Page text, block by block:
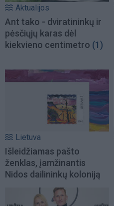
Aktualijos
Ant tako - dviratininkų ir
pėsčiųjų karas dėl
kiekvieno centimetro (1)
Lietuva
Išleidžiamas pašto
ženklas, įamžinantis
Nidos dailininkų koloniją